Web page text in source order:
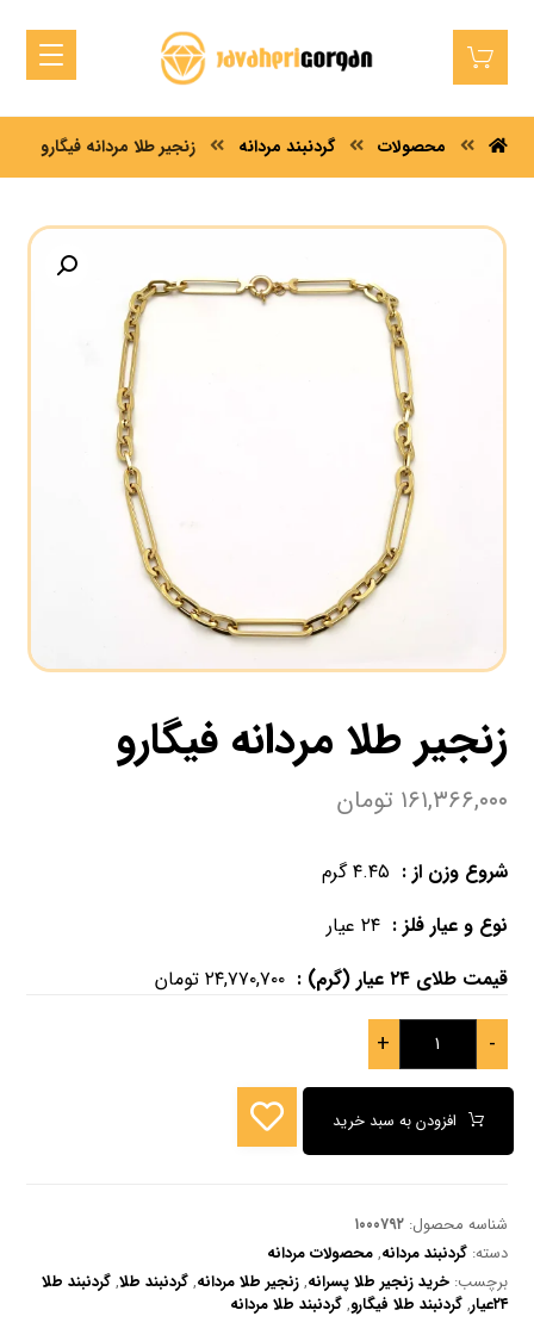
محصولات گردنبند مردانه زنجیر طلا مردانه فیگارو
زنجیر طلا مردانه فیگارو
۱۶۱,۳۶۶,۰۰۰ تومان
شروع وزن از : ۴.۴۵ گرم
نوع و عیار فلز : ۲۴ عیار
قیمت طلای ۲۴ عیار (گرم) :
۲۴,۷۷۰,۷۰۰ تومان
-
+
افزودن به سبد خرید
شناسه محصول:۱۰۰۰۷۹۲
دسته:گردنبند مردانه,محصولات مردانه
برچسب:خرید زنجیر طلا پسرانه,زنجیر طلا مردانه,گردنبند طلا,گردنبند طلا
۲۴عیار
,گردنبند طلا فیگارو,گردنبند طلا مردانه